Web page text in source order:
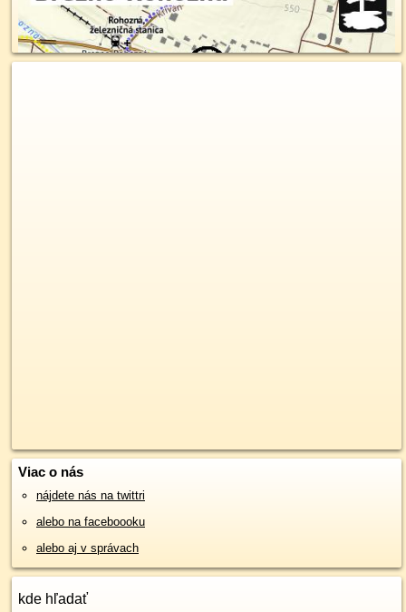
Viac o nás
nájdete nás na twittri
alebo na faceboooku
alebo aj v správach
kde hľadať